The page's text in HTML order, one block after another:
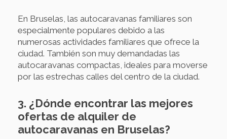
En Bruselas, las autocaravanas familiares son
especialmente populares debido a las
numerosas actividades familiares que ofrece la
ciudad. También son muy demandadas las
autocaravanas compactas, ideales para moverse
por las estrechas calles del centro de la ciudad.
3. ¿Dónde encontrar las mejores
ofertas de alquiler de
autocaravanas en Bruselas?